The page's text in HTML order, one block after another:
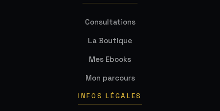
Consultations
La Boutique
Mes Ebooks
Mon parcours
INFOS LÉGALES